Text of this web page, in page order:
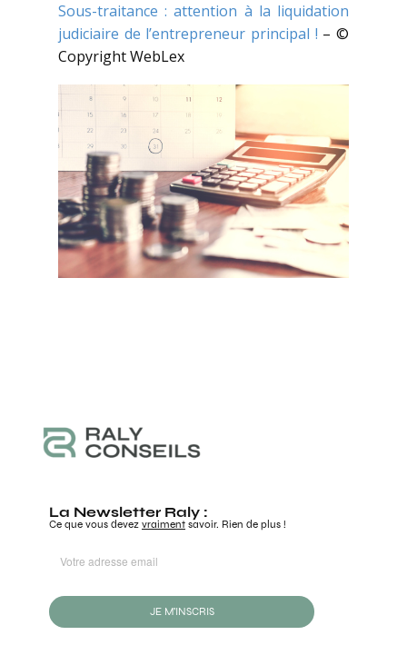
Sous-traitance : attention à la liquidation
judiciaire de l’entrepreneur principal ! – ©
Copyright WebLex
La Newsletter Raly :
Ce que vous devez vraiment savoir. Rien de plus !
JE M'INSCRIS